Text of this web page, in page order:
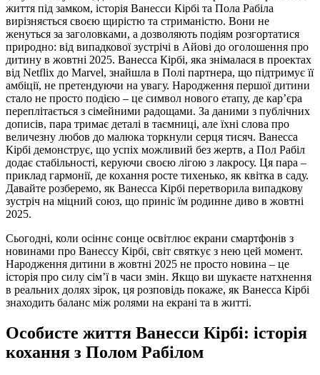
життя під замком, історія Ванесси Кірбі та Пола Рабіла
вирізняється своєю щирістю та стриманістю. Вони не
женуться за заголовками, а дозволяють подіям розгортатися
природно: від випадкової зустрічі в Айові до оголошення про
дитину в жовтні 2025. Ванесса Кірбі, яка знімалася в проектах
від Netflix до Marvel, знайшла в Полі партнера, що підтримує її
амбіції, не претендуючи на увагу. Народження першої дитини
стало не просто подією – це символ нового етапу, де кар’єра
переплітається з сімейними радощами. За даними з публічних
дописів, пара тримає деталі в таємниці, але їхні слова про
величезну любов до малюка торкнули серця тисяч. Ванесса
Кірбі демонструє, що успіх можливий без жертв, а Пол Рабіл
додає стабільності, керуючи своєю лігою з лакросу. Ця пара –
приклад гармонії, де кохання росте тихенько, як квітка в саду.
Давайте розберемо, як Ванесса Кірбі перетворила випадкову
зустріч на міцний союз, що приніс їм родинне диво в жовтні
2025.
Сьогодні, коли осіннє сонце освітлює екрани смартфонів з
новинами про Ванессу Кірбі, світ святкує з нею цей момент.
Народження дитини в жовтні 2025 не просто новина – це
історія про силу сім’ї в часи змін. Якщо ви шукаєте натхнення
в реальних долях зірок, ця розповідь покаже, як Ванесса Кірбі
знаходить баланс між ролями на екрані та в житті.
Особисте життя Ванесси Кірбі: історія
кохання з Полом Рабілом